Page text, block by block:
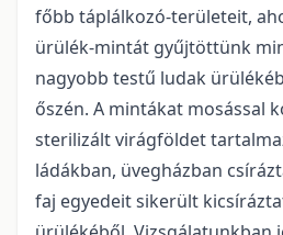
főbb táplálkozó-területeit,
ürülék-mintát gyűjtöttünk
nagyobb testű ludak
őszén. A mintákat mosással
sterilizált virágföldet
ládákban, üvegházban
faj egyedeit sikerült